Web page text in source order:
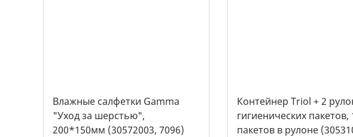
Влажные салфетки Gamma
"Уход за шерстью",
200*150мм (30572003, 7096)
Контейнер Triol + 2
гигиенических пакетов,
пакетов в рулоне